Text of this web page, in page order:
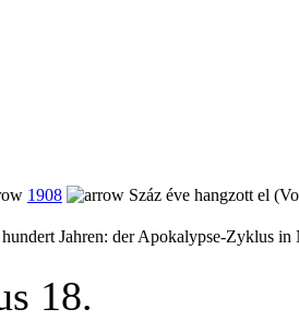
1908 Száz éve hangzott el
Jahren: der Apokalypse-Zyklus in
18.